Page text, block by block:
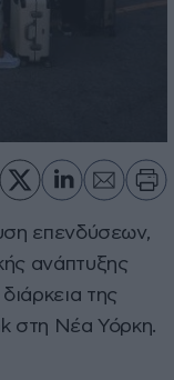
επενδύσεων,
ανάπτυξης
της
στη Νέα Υόρκη.